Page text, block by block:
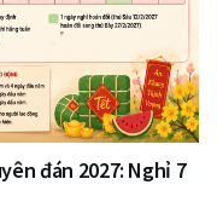
đán 2027: Nghỉ 7